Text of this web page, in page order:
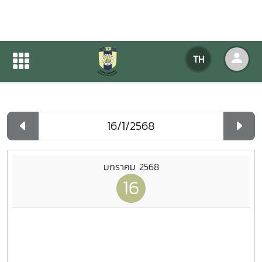
TH
ปฏิทินกิจกรรมของหน่วยงาน
ปฏิทินกิจกรรมของหน่วยงาน
มกราคม 2568
16